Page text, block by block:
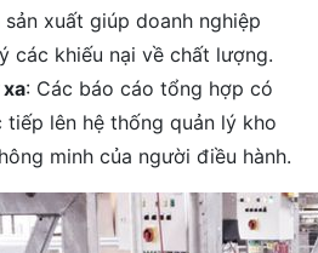
xuất giúp doanh nghiệp
các khiếu nại về chất lượng.
: Các báo cáo tổng hợp có
lên hệ thống quản lý kho
minh của người điều hành.